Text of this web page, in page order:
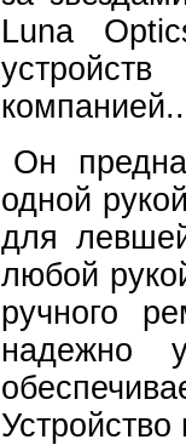
Luna
компанией..
Он
одной
для
любой
ручного
надежно